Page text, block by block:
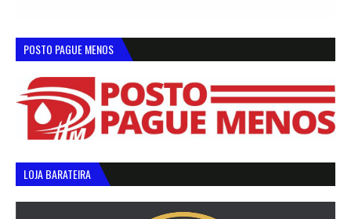
POSTO PAGUE MENOS
LOJA BARATEIRA